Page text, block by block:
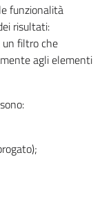
funzionalità
risultati:
un filtro che
agli elementi